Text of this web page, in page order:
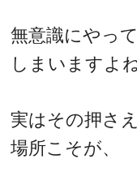
無意識にやって
しまいますよね
実はその押さ
場所こそが、